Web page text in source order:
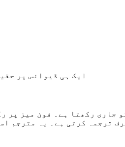
ایک ہی ڈیوائس پر
جاری رکھتا ہے۔ فون میز
ترجمہ کرتی ہے۔ یہ مترجم